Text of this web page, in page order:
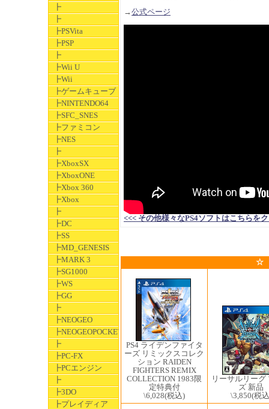
┣
┣
┣PSVita
┣PSP
┣
┣Wii U
┣Wii
┣ゲームキューブ
┣NINTENDO64
┣SFC_SNES
┣ファミコン
┣NES
┣
┣XboxSX
┣XboxONE
┣Xbox 360
┣Xbox
┣
┣DC
┣SS
┣MD_GENESIS
┣MARK 3
┣SG1000
┣WS
┣GG
┣
┣NEOGEO
┣NEOGEOPOCKET
┣
┣PC-FX
┣PCエンジン
┣
┣3DO
┣プレイディア
→公式ページ
<<< その他様々なPS4ソフトはこちらを
☆
PS4 ライデンファイタ
ーズ リミックスコレク
ション RAIDEN
FIGHTERS REMIX
COLLECTION 1983限
定特典付
\6,028(税込)
リーサルリーグ
ズ 新品
\3,850(税